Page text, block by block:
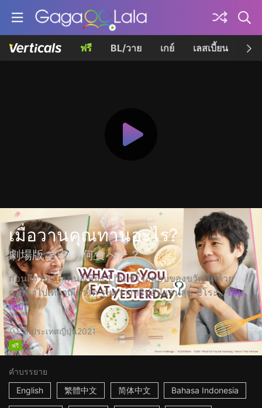
ฟรี BL/วาย เกย์ เลสเบี้ยน เค
เมื่อวานคุณทานอะไร?
劇場版 きのう何食べた？
ก่อนถึงวันเกิดเคนจิเพียง 1 วัน ชิโระมอบของขวัญให้ด้วย
การพาไปเที่ยวเกียวโต ระหว่างทริปอันแสนสุข ชิโระ... เพิ่ม
เติม
2hประเทศญี่ปุ่น2021
ฟรี
คำบรรยาย
English
繁體中文 简体中文 Bahasa Indonesia